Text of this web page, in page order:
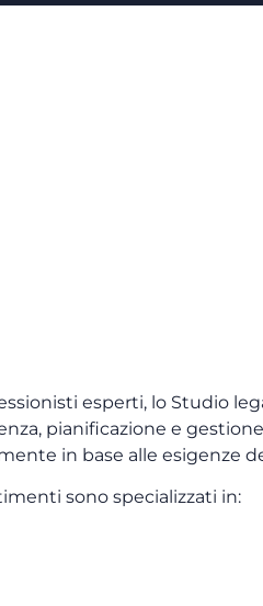
esperti, lo Studio
pianificazione e
in base alle esigenze
sono specializzati in: